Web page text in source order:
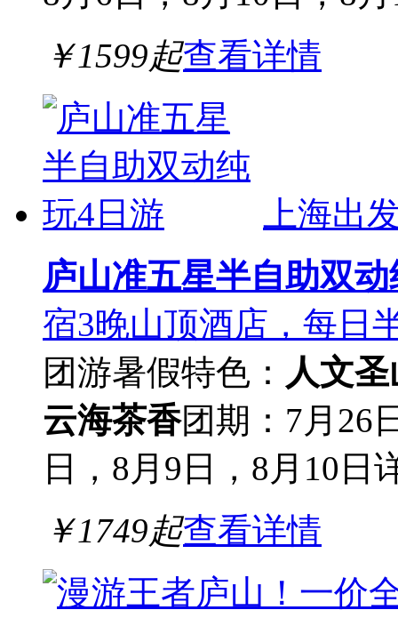
￥1599起查看详情
上海出
庐山准五星半自助双
宿3晚山顶酒店，每日
团游暑假特色： 人文
云海茶香团期：7月26
日，8月9日，8月10日
￥1749起查看详情